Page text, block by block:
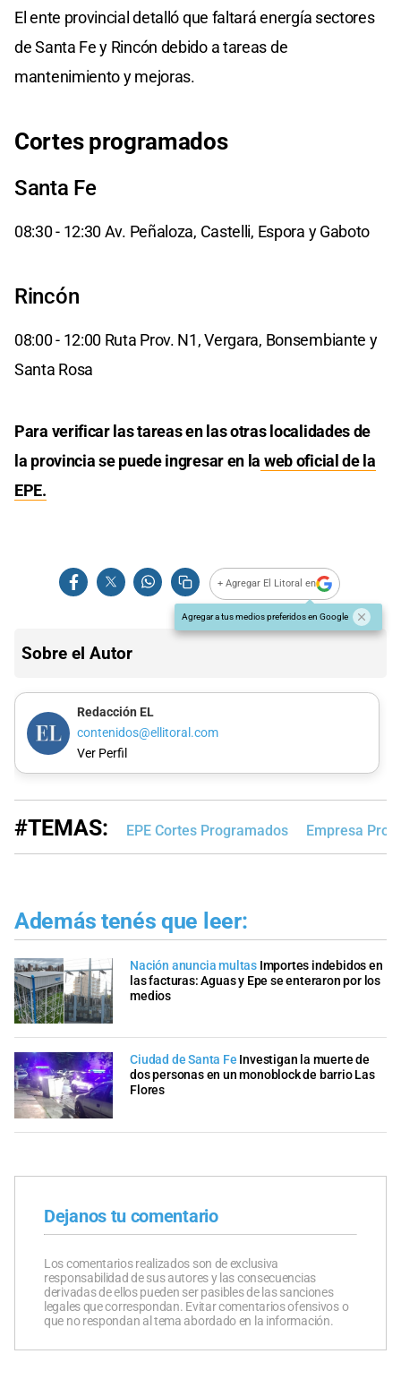
El ente provincial detalló que faltará energía sectores
de Santa Fe y Rincón debido a tareas de
mantenimiento y mejoras.
Cortes programados
Sant a Fe
08:30 - 12:30 Av. Peñaloza, Castelli, Espora y Gaboto
Rincón
08:00 - 12:00 Ruta Prov. N1, Vergara, Bonsembiante y
Santa Rosa
Para verificar las tareas en las otras localidades de
la provincia se puede ingresar en la web oficial de la
EPE.
+ Agregar El Litoral en
Agregar a tus medios preferidos en Google
Sobre el Autor
Redacción EL
contenidos@ellitoral.com
Ver Perfil
#TEMAS: EPE Cortes Programados Empresa
Además tenés que leer:
Nación anuncia multas Importes indebidos en
las facturas: Aguas y Epe se enteraron por los
medios
Ciudad de Santa Fe Investigan la muerte de
dos personas en un monoblock de barrio Las
Flores
Dejanos tu comentario
Los comentarios realizados son de exclusiva
responsabilidad de sus autores y las consecuencias
derivadas de ellos pueden ser pasibles de las sanciones
legales que correspondan. Evitar comentarios ofensivos o
que no respondan al tema abordado en la información.